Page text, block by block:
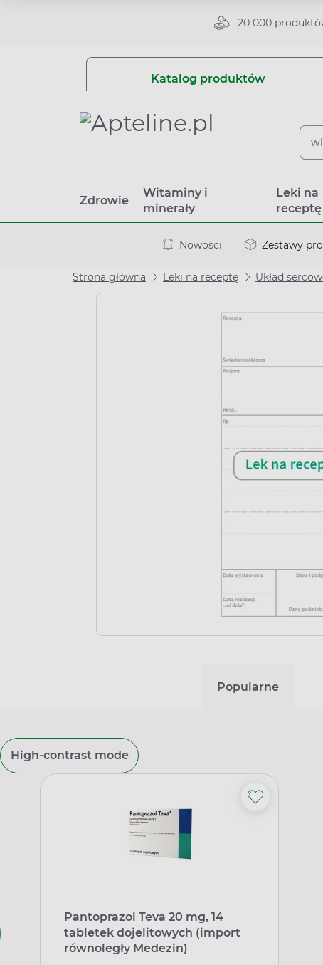
20 000
Katalog produktów
Zdrowie
Witaminy i
minerały
Leki na
receptę
Nowości Zestawy
Strona główna Leki na receptę Układ
Popularne
High-contrast mode
Pantoprazol Teva 20 mg, 14
tabletek dojelitowych (import
równoległy Medezin)